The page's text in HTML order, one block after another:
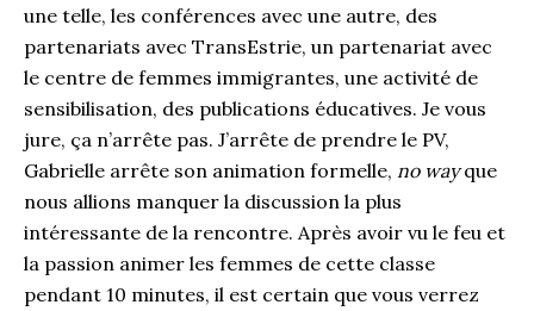
une telle, les conférences avec une autre, des
partenariats avec TransEstrie, un partenariat avec
le centre de femmes immigrantes, une activité de
sensibilisation, des publications éducatives. Je vous
jure, ça n’arrête pas. J’arrête de prendre le PV,
Gabrielle arrête son animation formelle, no wayque
nous allions manquer la discussion la plus
intéressante de la rencontre. Après avoir vu le feu et
la passion animer les femmes de cette classe
pendant 10 minutes, il est certain que vous verrez